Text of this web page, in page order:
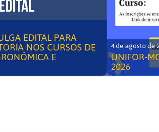
EDITAL PARA
NOS CURSOS DE
E
4 de agosto de
UNIFOR-
2026